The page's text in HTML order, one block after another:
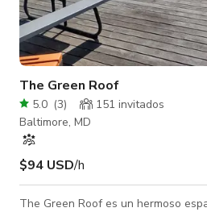
The Green Roof
5.0 (3)
151 invitados
Baltimore, MD
$94 USD/h
The Green Roof es un hermoso